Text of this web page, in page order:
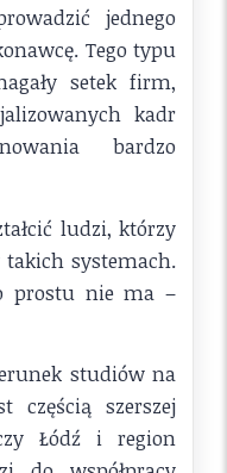
jednego
Tego typu
setek firm,
kadr
bardzo
ludzi, którzy
systemach.
prostu nie ma –
studiów na
częścią szerszej
Łódź i region